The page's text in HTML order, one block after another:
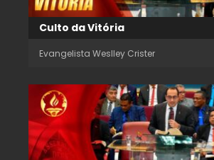
Culto da Vitória
Evangelista Weslley Crister